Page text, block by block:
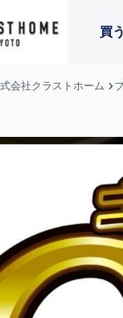
買う
会社クラストホーム